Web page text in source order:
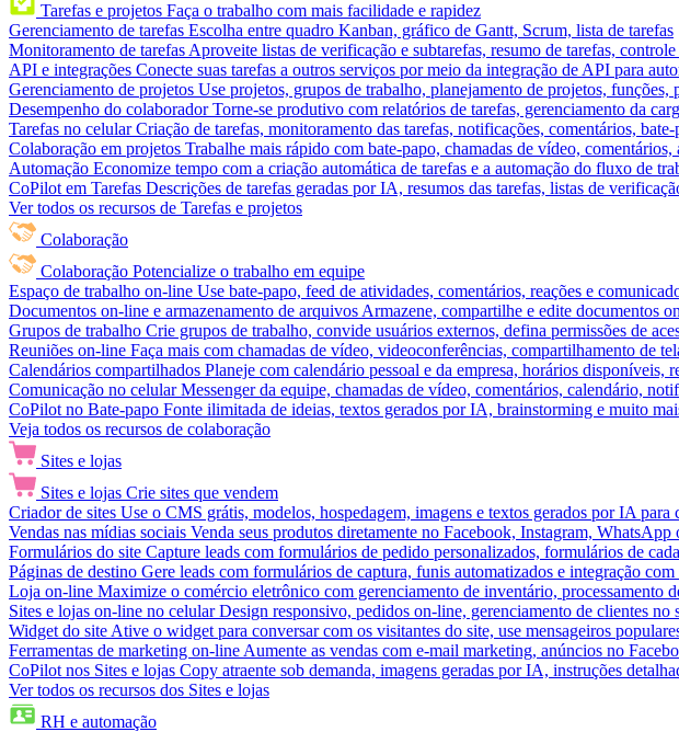
Tarefas e projetos Faça o trabalho com mais facilidade e rapidez
Gerenciamento de tarefas Escolha entre quadro Kanban, gráfico de Gantt, Scrum, lista de tarefas
Monitoramento de tarefas Aproveite listas de verificação e subtarefas, resumo de tarefas,
API e integrações Conecte suas tarefas a outros serviços por meio da integração de API para
Gerenciamento de projetos Use projetos, grupos de trabalho, planejamento de projetos, funções,
Desempenho do colaborador Torne-se produtivo com relatórios de tarefas, gerenciamento da
Tarefas no celular Criação de tarefas, monitoramento das tarefas, notificações, comentários,
Colaboração em projetos Trabalhe mais rápido com bate-papo, chamadas de vídeo,
Automação Economize tempo com a criação automática de tarefas e a automação do fluxo de
CoPilot em Tarefas Descrições de tarefas geradas por IA, resumos das tarefas, listas de
Ver todos os recursos de Tarefas e projetos
Colaboração
Colaboração Potencialize o trabalho em equipe
Espaço de trabalho on-line Use bate-papo, feed de atividades, comentários, reações e
Documentos on-line e armazenamento de arquivos Armazene, compartilhe e edite documentos
Grupos de trabalho Crie grupos de trabalho, convide usuários externos, defina permissões de
Reuniões on-line Faça mais com chamadas de vídeo, videoconferências, compartilhamento de
Calendários compartilhados Planeje com calendário pessoal e da empresa, horários disponíveis,
Comunicação no celular Messenger da equipe, chamadas de vídeo, comentários, calendário,
CoPilot no Bate-papo Fonte ilimitada de ideias, textos gerados por IA, brainstorming e muito
Veja todos os recursos de colaboração
Sites e lojas
Sites e lojas Crie sites que vendem
Criador de sites Use o CMS grátis, modelos, hospedagem, imagens e textos gerados por IA para
Vendas nas mídias sociais Venda seus produtos diretamente no Facebook, Instagram, WhatsApp
Formulários do site Capture leads com formulários de pedido personalizados, formulários de
Páginas de destino Gere leads com formulários de captura, funis automatizados e integração
Loja on-line Maximize o comércio eletrônico com gerenciamento de inventário, processamento
Sites e lojas on-line no celular Design responsivo, pedidos on-line, gerenciamento de clientes no
Widget do site Ative o widget para conversar com os visitantes do site, use mensageiros
Ferramentas de marketing on-line Aumente as vendas com e-mail marketing, anúncios no
CoPilot nos Sites e lojas Copy atraente sob demanda, imagens geradas por IA, instruções
Ver todos os recursos dos Sites e lojas
RH e automação